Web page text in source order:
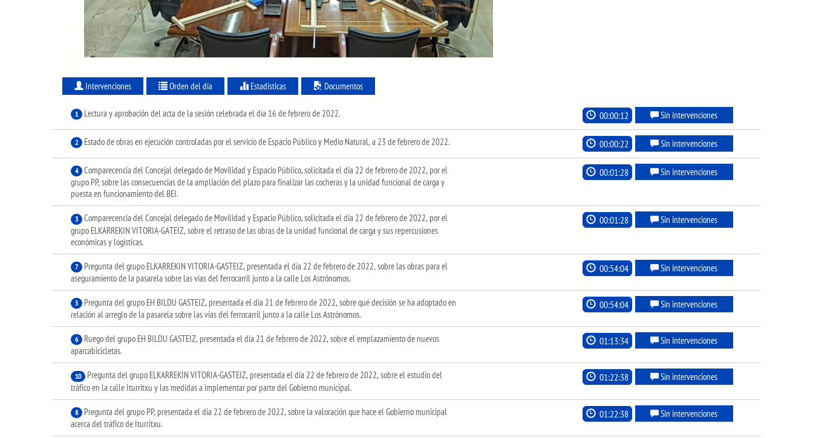
Intervenciones Orden del día Estadísticas Documentos
1 Lectura y aprobación del acta de la sesión celebrada el día 16 de febrero de 2022. 00:00:12 Sin intervenciones
2 Estado de obras en ejecución controladas por el servicio de Espacio Público y Medio Natural, a 23 de febrero de 2022. 00:00:22 Sin intervenciones
4
Comparecencia del Concejal delegado de Movilidad y Espacio Público, solicitada el día 22 de febrero de 2022, por el
grupo PP, sobre las consecuencias de la ampliación del plazo para finalizar las cocheras y la unidad funcional de carga y
puesta en funcionamiento del BEI.
00:01:28 Sin intervenciones
3
Comparecencia del Concejal delegado de Movilidad y Espacio Público, solicitada el día 22 de febrero de 2022, por el
grupo ELKARREKIN VITORIA-GATEIZ, sobre el retraso de las obras de la unidad funcional de carga y sus repercusiones
económicas y logísticas.
00:01:28 Sin intervenciones
7
Pregunta del grupo ELKARREKIN VITORIA-GASTEIZ, presentada el día 22 de febrero de 2022, sobre las obras para el
aseguramiento de la pasarela sobre las vías del ferrocarril junto a la calle Los Astrónomos.
00:54:04 Sin intervenciones
5
Pregunta del grupo EH BILDU GASTEIZ, presentada el día 21 de febrero de 2022, sobre qué decisión se ha adoptado en
relación al arreglo de la pasarela sobre las vías del ferrocarril junto a la calle Los Astrónomos.
00:54:04 Sin intervenciones
6
Ruego del grupo EH BILDU GASTEIZ, presentada el día 21 de febrero de 2022, sobre el emplazamiento de nuevos
aparcabicicletas.
01:13:34 Sin intervenciones
10
Pregunta del grupo ELKARREKIN VITORIA-GASTEIZ, presentada el día 22 de febrero de 2022, sobre el estudio del
tráfico en la calle Iturritxu y las medidas a implementar por parte del Gobierno municipal.
01:22:38 Sin intervenciones
8
Pregunta del grupo PP, presentada el día 22 de febrero de 2022, sobre la valoración que hace el Gobierno municipal
acerca del tráfico de Iturritxu.
01:22:38 Sin intervenciones